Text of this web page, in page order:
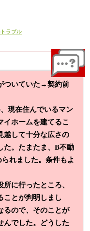
ラブル
ついていた→契約前
現在住んでいるマン
イホームを建てるこ
越して十分な広さの
た。たまたま、B不動
れました。条件もよ
に行ったところ、
ことが判明しまし
るので、そのことが
んでした。どうした